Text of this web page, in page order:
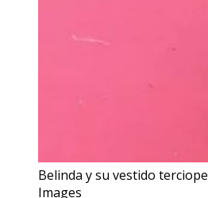
Belinda y su vestido
Images